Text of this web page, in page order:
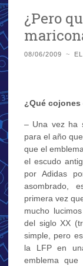
¿Pero
08/06/2009 ~
¿Qué cojones
– Una vez ha
para el año
que el
el escudo
por Adidas
asombrado,
primera vez
mucho
del siglo XX
simple, pero
la LFP en
emblema